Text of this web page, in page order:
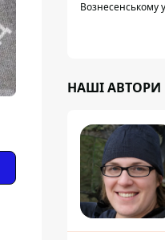
Вознесенському
НАШІ АВТОРИ